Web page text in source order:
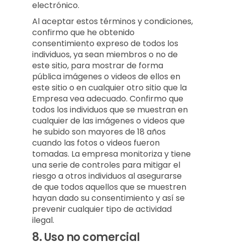
electrónico.
Al aceptar estos términos y condiciones,
confirmo que he obtenido
consentimiento expreso de todos los
individuos, ya sean miembros o no de
este sitio, para mostrar de forma
pública imágenes o videos de ellos en
este sitio o en cualquier otro sitio que la
Empresa vea adecuado. Confirmo que
todos los individuos que se muestran en
cualquier de las imágenes o videos que
he subido son mayores de 18 años
cuando las fotos o videos fueron
tomadas. La empresa monitoriza y tiene
una serie de controles para mitigar el
riesgo a otros individuos al asegurarse
de que todos aquellos que se muestren
hayan dado su consentimiento y así se
prevenir cualquier tipo de actividad
ilegal.
8.Uso no comercial